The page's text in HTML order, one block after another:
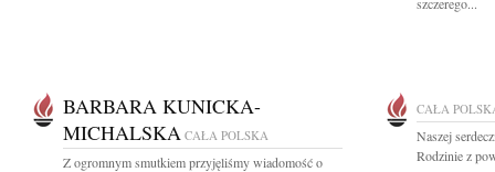
BARBARA KUNICKA-
MICHALSKA CAŁA POLSKA
Z ogromnym smutkiem przyjęliśmy wiadomość o
CAŁA
Naszej
Rodzinie z